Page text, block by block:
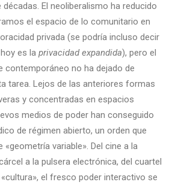
El neoliberalismo ha reducido
el espacio de lo comunitario en
privada (se podría incluso decir
es la privacidad expandida), pero el
contemporáneo no ha dejado de
tarea. Lejos de las anteriores formas
y concentradas en espacios
medios de poder han conseguido
de régimen abierto, un orden que
«geometría variable». Del cine a la
a la pulsera electrónica, del cuartel
el fresco poder interactivo se